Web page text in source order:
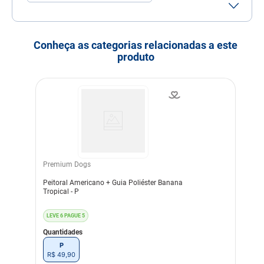
Cachorros
Modo de uso
Abrir Fecho - Passar Pela
Cabeça E Pescoço Do Cão -
Fechar O Fecho. Ajustar
Dimensões
Circunferência do Pescoço:
18-32CM Circunferência do
Material
Conheça as categorias relacionadas a este
produto
Premium Dogs
Peitoral Americano + Guia Poliéster Banana
Tropical - P
LEVE 6 PAGUE 5
Quantidades
P
R$ 49 90